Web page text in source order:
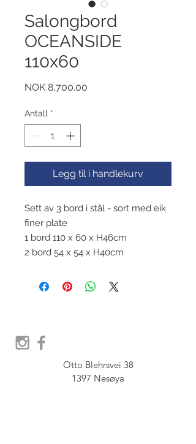
Salongbord
OCEANSIDE
110x60
NOK 8,700.00
Antall *
Legg til i handlekurv
Sett av 3 bord i stål - sort med eik
finer plate
1 bord 110 x 60 x H46cm
2 bord 54 x 54 x H40cm
Otto Blehrsvei 38
1397 Nesøya